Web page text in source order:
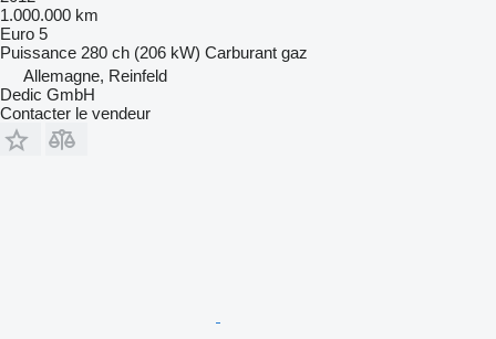
1.000.000 km
Euro 5
Puissance 280 ch (206 kW) Carburant gaz
Allemagne, Reinfeld
Dedic GmbH
Contacter le vendeur